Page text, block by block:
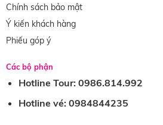
Chính sách bảo mật
Ý kiến khách hàng
Phiếu góp ý
Các bộ phận
Hotline Tour: 0986.814.992
Hotline vé: 0984844235